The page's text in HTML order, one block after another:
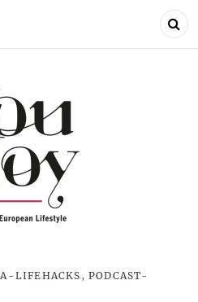
LIFEHACKS ,PODCAST-